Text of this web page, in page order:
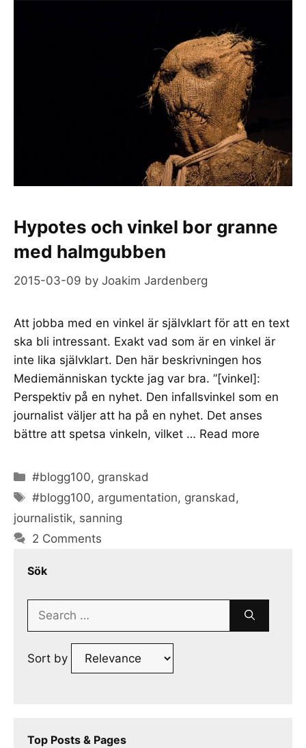
Hypotes och vinkel bor granne
med halmgubben
2015-03-09 by Joakim Jardenberg
Att jobba med en vinkel är självklart för att en text
ska bli intressant. Exakt vad som är en vinkel är
inte lika självklart. Den här beskrivningen hos
Mediemänniskan tyckte jag var bra. ”[vinkel]:
Perspektiv på en nyhet. Den infallsvinkel som en
journalist väljer att ha på en nyhet. Det anses
bättre att spetsa vinkeln, vilket … Read more
Categories
#blogg100, granskad
Tags
#blogg100, argumentation, granskad ,
journalistik, sanning
2 Comments
Sök
Search
Sort by
Top Posts & Pages